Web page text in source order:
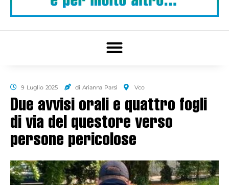
9 Luglio 2025 di Arianna Parsi Vco
Due avvisi orali e quattro fogli
di via del questore verso
persone pericolose